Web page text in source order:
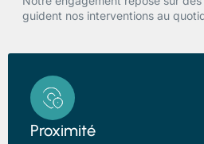
guident nos interventions au
Proximité